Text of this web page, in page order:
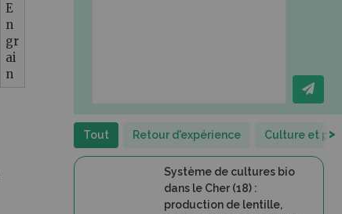
E
n
gr
ai
n
Tout Retour d'expérience Culture et >
Système de cultures bio
dans le Cher (18) :
production de lentille,